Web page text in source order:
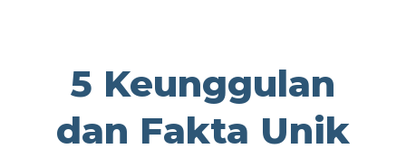
5 Keunggulan
dan Fakta Unik